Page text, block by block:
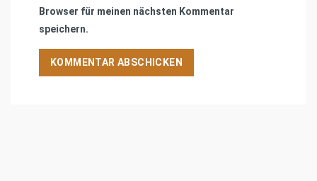
Browser für meinen nächsten Kommentar
speichern.